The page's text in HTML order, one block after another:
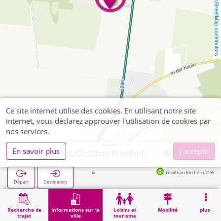
OpenStreetMap contributors
Recherche de
trajet
Informations sur la
ville
Loisirs et
tourisme
Mobilité plus
Hürtgenwald, Großhau Friedhof
Départ Destination
Arrêts suivants: Großhau Kirche in 219m
Démarrage Informations sur la ville Hürtgenwald, Großhau Friedhof
Ce site internet utilise des cookies. En utilisant notre site
internet, vous déclarez approuver l'utilisation de cookies par
nos services.
En savoir plus
J'accepte